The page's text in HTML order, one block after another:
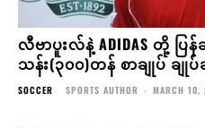
လီဗာပူးလ်နဲ့ ADIDAS တို့ ပြန်
သန်း(၃၀၀)တန် စာချုပ် ချု
SOCCER SPORTS AUTHOR - MARCH 10,